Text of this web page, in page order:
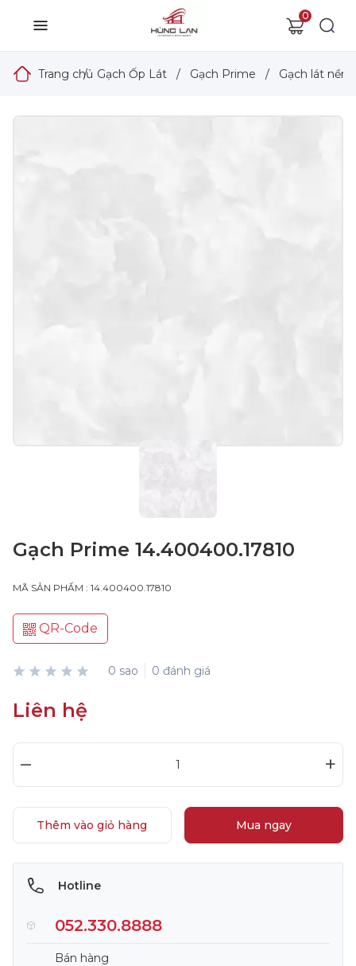
0
Trang chủ
/ Gạch Ốp Lát / Gạch Prime / Gạch lát nền
Gạch Prime 14.400400.17810
MÃ SẢN PHẨM : 14.400400.17810
QR-Code
0 sao 0 đánh giá
Liên hệ
– +
Thêm vào giỏ hàng Mua ngay
Hotline
052.330.8888
Bán hàng